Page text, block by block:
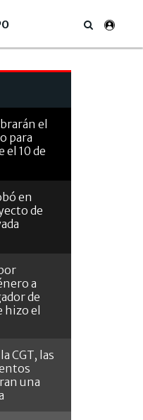
el
para
el 10 de
en
de
a
de
hizo el
CGT, las
una